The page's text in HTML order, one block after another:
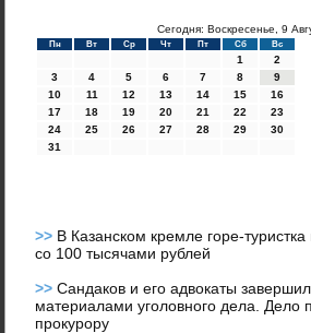
Сегодня: Воскресенье, 9
Пн Вт Ср Чт Пт Сб Вс
1
2
3
4 5 6 7 8
9
10
11 12 13 14 15
16
17
18 19 20 21 22
23
24
25 26 27 28 29
30
31
>> В Казанском кремле горе-
со 100 тысячами рублей
>>Сандаков и его адвокаты
материалами уголовного дела. Дело
прокурору